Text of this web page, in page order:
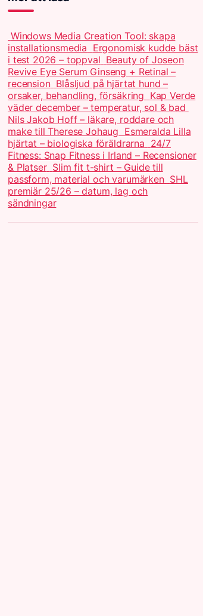
Windows Media Creation Tool: skapa
installationsmedia Ergonomisk kudde bäst
i test 2026 – toppval Beauty of Joseon
Revive Eye Serum Ginseng + Retinal –
recension Blåsljud på hjärtat hund –
orsaker, behandling, försäkring Kap Verde
väder december – temperatur, sol & bad
Nils Jakob Hoff – läkare, roddare och
make till Therese Johaug Esmeralda Lilla
hjärtat – biologiska föräldrarna 24/7
Fitness: Snap Fitness i Irland – Recensioner
& Platser Slim fit t-shirt – Guide till
passform, material och varumärken SHL
premiär 25/26 – datum, lag och
sändningar